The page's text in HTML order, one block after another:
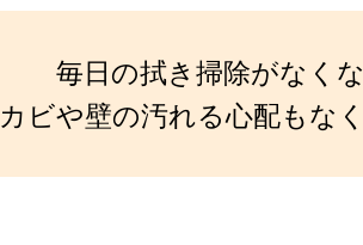
毎日の拭き掃除がなく
ビや壁の汚れる心配もな